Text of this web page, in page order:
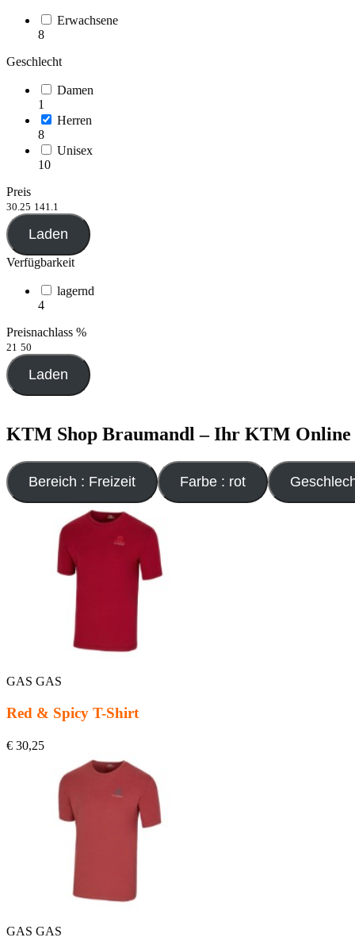
Erwachsene
8
Geschlecht
Damen
1
Herren
8
Unisex
10
Preis
30.25 141.1
Laden
Verfügbarkeit
lagernd
4
Preisnachlass %
21 50
Laden
KTM Shop Braumandl – Ihr KTM Online
Bereich : Freizeit Farbe : rot
GAS GAS
Red & Spicy T-Shirt
€ 30,25
GAS GAS